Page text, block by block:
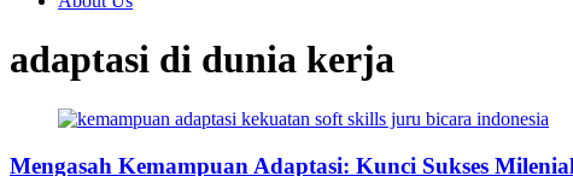
adaptasi di dunia kerja
Mengasah Kemampuan Adaptasi: Kunci Sukses